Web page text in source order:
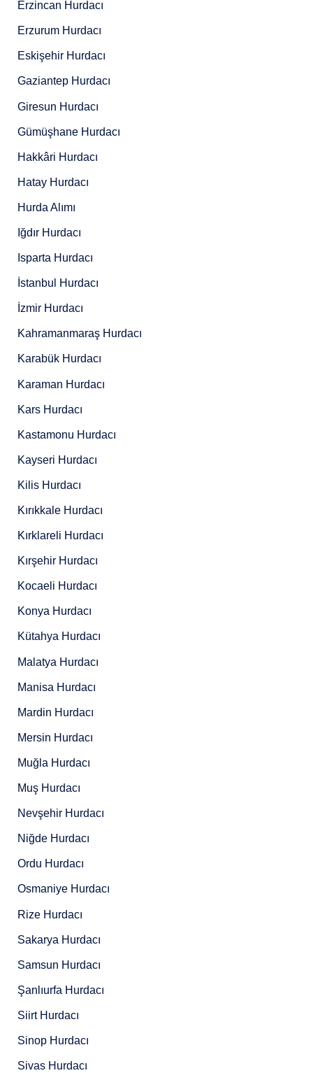
Erzincan Hurdacı
Erzurum Hurdacı
Eskişehir Hurdacı
Gaziantep Hurdacı
Giresun Hurdacı
Gümüşhane Hurdacı
Hakkâri Hurdacı
Hatay Hurdacı
Hurda Alımı
Iğdır Hurdacı
Isparta Hurdacı
İstanbul Hurdacı
İzmir Hurdacı
Kahramanmaraş Hurdacı
Karabük Hurdacı
Karaman Hurdacı
Kars Hurdacı
Kastamonu Hurdacı
Kayseri Hurdacı
Kilis Hurdacı
Kırıkkale Hurdacı
Kırklareli Hurdacı
Kırşehir Hurdacı
Kocaeli Hurdacı
Konya Hurdacı
Kütahya Hurdacı
Malatya Hurdacı
Manisa Hurdacı
Mardin Hurdacı
Mersin Hurdacı
Muğla Hurdacı
Muş Hurdacı
Nevşehir Hurdacı
Niğde Hurdacı
Ordu Hurdacı
Osmaniye Hurdacı
Rize Hurdacı
Sakarya Hurdacı
Samsun Hurdacı
Şanlıurfa Hurdacı
Siirt Hurdacı
Sinop Hurdacı
Sivas Hurdacı